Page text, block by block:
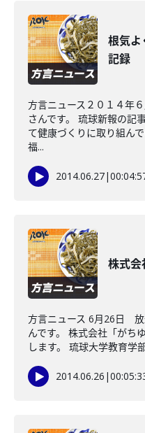
根気よ
記録
方言ニュース２０１４年
さんです。 琉球新報の記
て健康づくりに取り組ん
福...
2014.06.27|
株式会
方言ニュース 6月26日 放
んです。 株式会社「がち
します。 琉球大学教育学
2014.06.26 |